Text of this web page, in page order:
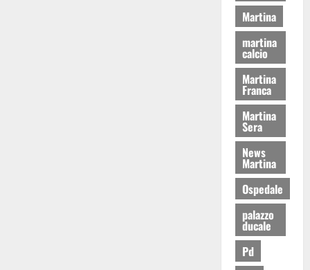
Martina
martina
calcio
Martina
Franca
Martina
Sera
News
Martina
Ospedale
palazzo
ducale
Pd